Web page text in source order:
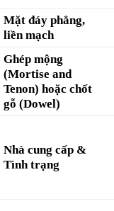
Mặt đáy phẳng,
liền mạch
Ghép mộng
(Mortise and
Tenon) hoặc chốt
gỗ (Dowel)
Nhà cung cấp &
Tình trạng